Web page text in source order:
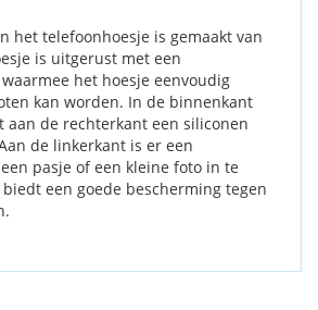
het telefoonhoesje is gemaakt van
is uitgerust met een
het hoesje eenvoudig
kan worden. In de binnenkant
aan de rechterkant een siliconen
de linkerkant is er een
pasje of een kleine foto in te
een goede bescherming tegen